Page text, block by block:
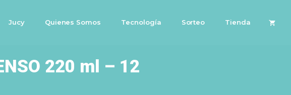
Jucy Quienes Somos Tecnología Sorteo Tienda
220 ml – 12